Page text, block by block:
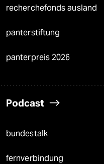
recherchefonds ausland
panterstiftung
panterpreis 2026
Podcast
bundestalk
fernverbindung